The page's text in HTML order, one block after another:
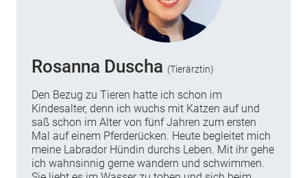
Rosanna Duscha (Tierärztin)
Den Bezug zu Tieren hatte ich schon im
Kindesalter, denn ich wuchs mit Katzen auf und
saß schon im Alter von fünf Jahren zum ersten
Mal auf einem Pferderücken. Heute begleitet mich
meine Labrador Hündin durchs Leben. Mit ihr gehe
ich wahnsinnig gerne wandern und schwimmen.